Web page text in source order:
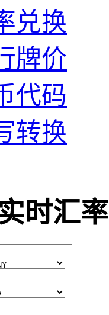
兑换
牌价
代码
转换
时汇率